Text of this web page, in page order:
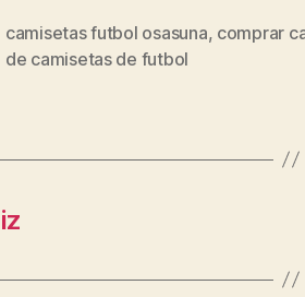
camisetas futbol osasuna, comprar
de camisetas de futbol